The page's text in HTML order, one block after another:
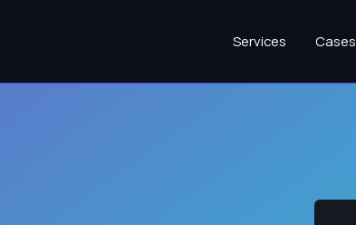
Services Cases